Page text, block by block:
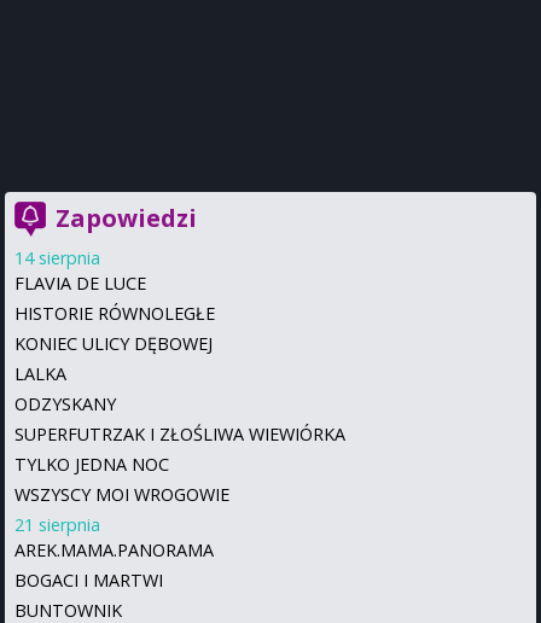
Zapowiedzi
14 sierpnia
FLAVIA DE LUCE
HISTORIE RÓWNOLEGŁE
KONIEC ULICY DĘBOWEJ
LALKA
ODZYSKANY
SUPERFUTRZAK I ZŁOŚLIWA WIEWIÓRKA
TYLKO JEDNA NOC
WSZYSCY MOI WROGOWIE
21 sierpnia
AREK.MAMA.PANORAMA
BOGACI I MARTWI
BUNTOWNIK